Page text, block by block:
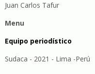
Juan Carlos Tafur
Menu
Equipo periodístico
Sudaca - 2021 - Lima -Perú